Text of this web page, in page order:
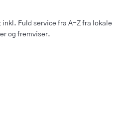
Fuld service fra A-Z fra lokale
og fremviser.